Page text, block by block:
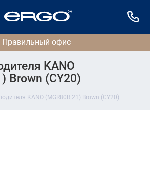
KANO
Brown (CY20)
KANO (MGR80R.21) Brown (CY20)